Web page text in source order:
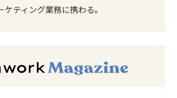
ケティング業務に携わる。